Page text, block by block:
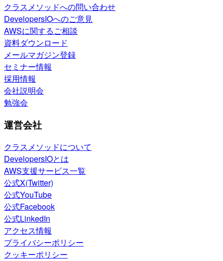
クラスメソッドへの問い合わせ
DevelopersIOへのご意見
AWSに関するご相談
資料ダウンロード
メールマガジン登録
セミナー情報
採用情報
会社説明会
勉強会
運営会社
クラスメソッドについて
DevelopersIOとは
AWS支援サービス一覧
公式X(Twitter)
公式YouTube
公式Facebook
公式LinkedIn
アクセス情報
プライバシーポリシー
クッキーポリシー